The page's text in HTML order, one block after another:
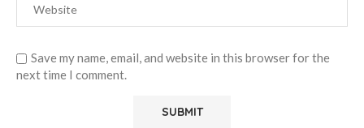
Save my name, email, and website in this browser for the
next time I comment.